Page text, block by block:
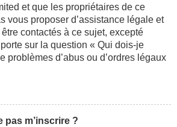
et que les propriétaires de ce
vous proposer d’assistance légale et
contactés à ce sujet, excepté
sur la question « Qui dois-je
problèmes d’abus ou d’ordres légaux
pas m’inscrire ?